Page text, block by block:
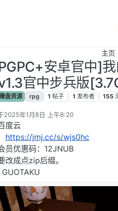
主页
安卓官中]
官中步兵版
盘资源 rpg 1 帖子 1 发布者 155
2025年1月8日 上午8:20
由 编辑
度云
https://jmj.cc/s/wjs0hc
员优惠码：12JNUB
改成点zip后缀。